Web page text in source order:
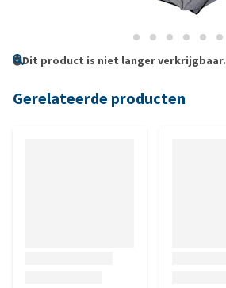
Dit product is niet langer verkrijgbaar.
Gerelateerde producten